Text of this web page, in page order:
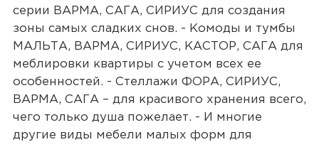
серии ВАРМА, САГА, СИРИУС для создания
зоны самых сладких снов. - Комоды и тумбы
МАЛЬТА, ВАРМА, СИРИУС, КАСТОР, САГА для
меблировки квартиры с учетом всех ее
особенностей. - Стеллажи ФОРА, СИРИУС,
ВАРМА, САГА – для красивого хранения всего,
чего только душа пожелает. - И многие
другие виды мебели малых форм для